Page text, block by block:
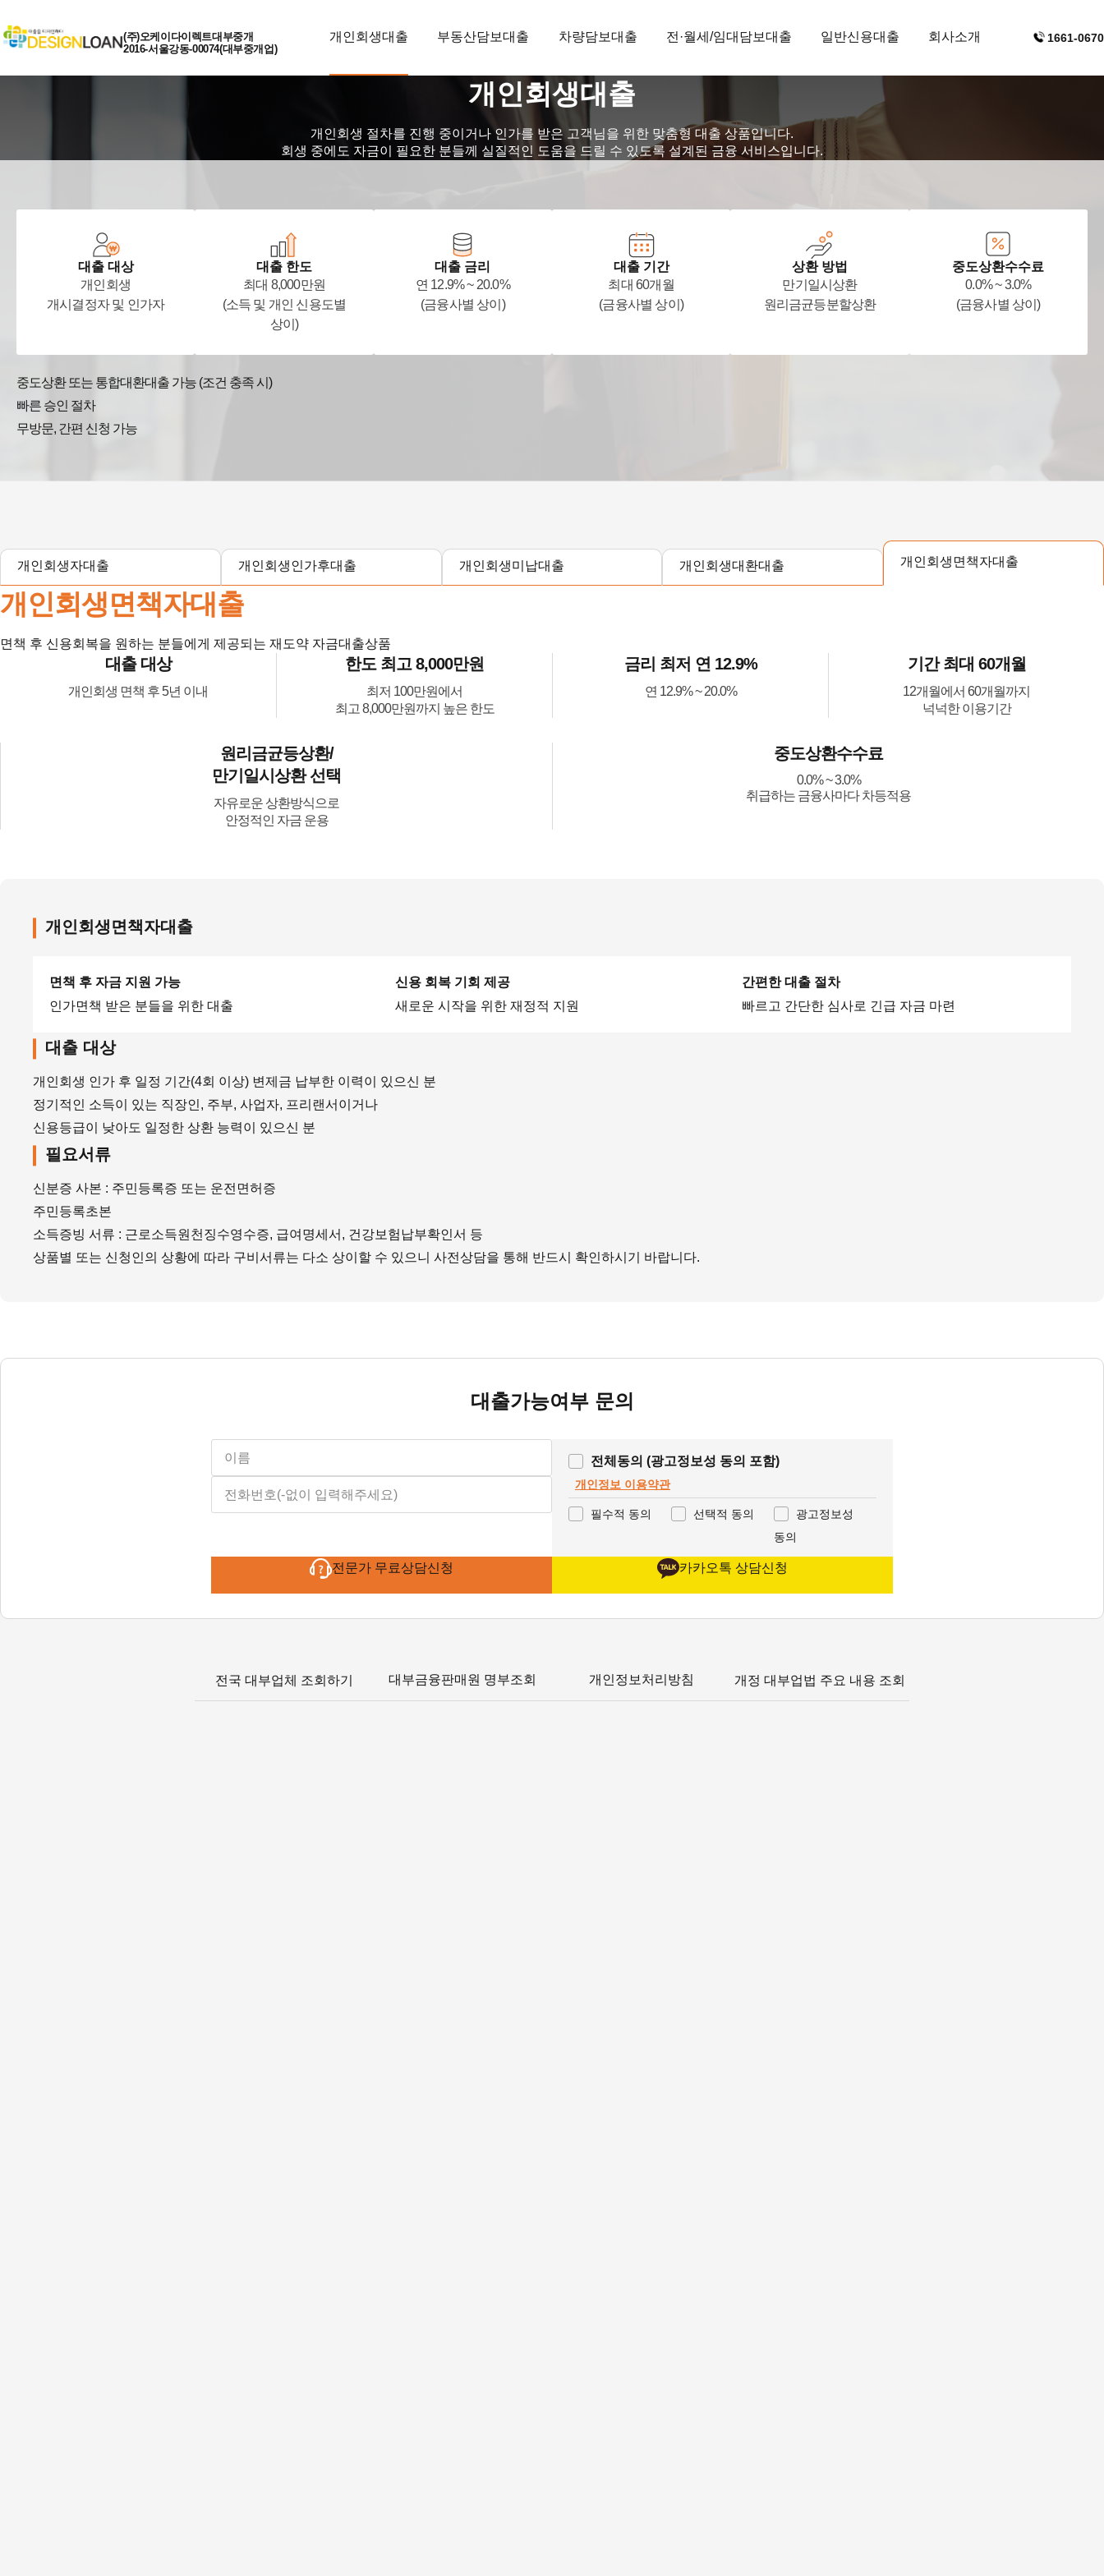
(주)오케이다이렉트대부중개
2016-서울강동-00074(대부중개업)
개인회생대출 부동산담보대출 차량담보대출 전·월세/임대담보대출 일반신용대출 회사소개 1661-0670
개인회생대출
개인회생 절차를 진행 중이거나 인가를 받은 고객님을 위한 맞춤형 대출 상품입니다.
회생 중에도 자금이 필요한 분들께 실질적인 도움을 드릴 수 있도록 설계된 금융 서비스입니다.
대출 대상
개인회생
개시결정자 및 인가자
대출 한도
최대 8,000만원
(소득 및 개인 신용도별
상이)
대출 금리
연 12.9% ~ 20.0%
(금융사별 상이)
대출 기간
최대 60개월
(금융사별 상이)
상환 방법
만기일시상환
원리금균등분할상환
중도상환수수료
0.0% ~ 3.0%
(금융사별 상이)
중도상환 또는 통합대환대출 가능 (조건 충족 시)
빠른 승인 절차
무방문, 간편 신청 가능
개인회생자대출 개인회생인가후대출 개인회생미납대출 개인회생대환대출 개인회생면책자대출
개인회생면책자대출
면책 후 신용회복을 원하는 분들에게 제공되는 재도약 자금대출상품
대출 대상
개인회생 면책 후 5년 이내
한도 최고 8,000만원
최저 100만원에서
최고 8,000만원까지 높은 한도
금리 최저 연 12.9%
연 12.9% ~ 20.0%
기간 최대 60개월
12개월에서 60개월까지
넉넉한 이용기간
원리금균등상환/
만기일시상환 선택
자유로운 상환방식으로
안정적인 자금 운용
중도상환수수료
0.0% ~ 3.0%
취급하는 금융사마다 차등적용
개인회생면책자대출
면책 후 자금 지원 가능
인가면책 받은 분들을 위한 대출
신용 회복 기회 제공
새로운 시작을 위한 재정적 지원
간편한 대출 절차
빠르고 간단한 심사로 긴급 자금 마련
대출 대상
개인회생 인가 후 일정 기간(4회 이상) 변제금 납부한 이력이 있으신 분
정기적인 소득이 있는 직장인, 주부, 사업자, 프리랜서이거나
신용등급이 낮아도 일정한 상환 능력이 있으신 분
필요서류
신분증 사본 : 주민등록증 또는 운전면허증
주민등록초본
소득증빙 서류 : 근로소득원천징수영수증, 급여명세서, 건강보험납부확인서 등
상품별 또는 신청인의 상황에 따라 구비서류는 다소 상이할 수 있으니 사전상담을 통해 반드시 확인하시기 바랍니다.
대출가능여부 문의
전체동의 (광고정보성 동의 포함)
개인정보 이용약관
필수적 동의 선택적 동의
광고정보성
동의
전문가 무료상담신청 카카오톡 상담신청
전국 대부업체 조회하기 대부금융판매원 명부조회 개인정보처리방침 개정 대부업법 주요 내용 조회